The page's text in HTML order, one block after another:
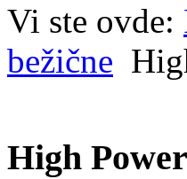
Vi ste ovde:
bežične
High